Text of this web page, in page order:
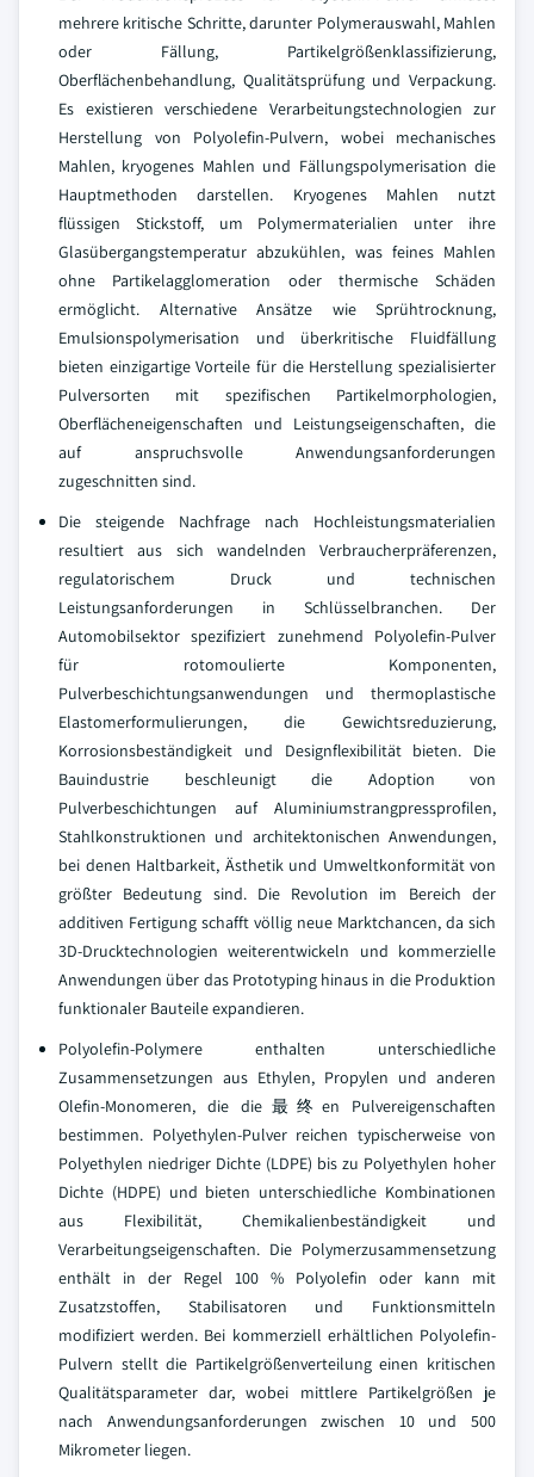
mehrere kritische Schritte, darunter Polymerauswahl, Mahlen
oder Fällung, Partikelgrößenklassifizierung,
Oberflächenbehandlung, Qualitätsprüfung und Verpackung.
Es existieren verschiedene Verarbeitungstechnologien zur
Herstellung von Polyolefin-Pulvern, wobei mechanisches
Mahlen, kryogenes Mahlen und Fällungspolymerisation die
Hauptmethoden darstellen. Kryogenes Mahlen nutzt
flüssigen Stickstoff, um Polymermaterialien unter ihre
Glasübergangstemperatur abzukühlen, was feines Mahlen
ohne Partikelagglomeration oder thermische Schäden
ermöglicht. Alternative Ansätze wie Sprühtrocknung,
Emulsionspolymerisation und überkritische Fluidfällung
bieten einzigartige Vorteile für die Herstellung spezialisierter
Pulversorten mit spezifischen Partikelmorphologien,
Oberflächeneigenschaften und Leistungseigenschaften, die
auf anspruchsvolle Anwendungsanforderungen
zugeschnitten sind.
Die steigende Nachfrage nach Hochleistungsmaterialien
resultiert aus sich wandelnden Verbraucherpräferenzen,
regulatorischem Druck und technischen
Leistungsanforderungen in Schlüsselbranchen. Der
Automobilsektor spezifiziert zunehmend Polyolefin-Pulver
für rotomoulierte Komponenten,
Pulverbeschichtungsanwendungen und thermoplastische
Elastomerformulierungen, die Gewichtsreduzierung,
Korrosionsbeständigkeit und Designflexibilität bieten. Die
Bauindustrie beschleunigt die Adoption von
Pulverbeschichtungen auf Aluminiumstrangpressprofilen,
Stahlkonstruktionen und architektonischen Anwendungen,
bei denen Haltbarkeit, Ästhetik und Umweltkonformität von
größter Bedeutung sind. Die Revolution im Bereich der
additiven Fertigung schafft völlig neue Marktchancen, da sich
3D-Drucktechnologien weiterentwickeln und kommerzielle
Anwendungen über das Prototyping hinaus in die Produktion
funktionaler Bauteile expandieren.
Polyolefin-Polymere enthalten unterschiedliche
Zusammensetzungen aus Ethylen, Propylen und anderen
Olefin-Monomeren, die die最终en Pulvereigenschaften
bestimmen. Polyethylen-Pulver reichen typischerweise von
Polyethylen niedriger Dichte (LDPE) bis zu Polyethylen hoher
Dichte (HDPE) und bieten unterschiedliche Kombinationen
aus Flexibilität, Chemikalienbeständigkeit und
Verarbeitungseigenschaften. Die Polymerzusammensetzung
enthält in der Regel 100 % Polyolefin oder kann mit
Zusatzstoffen, Stabilisatoren und Funktionsmitteln
modifiziert werden. Bei kommerziell erhältlichen Polyolefin-
Pulvern stellt die Partikelgrößenverteilung einen kritischen
Qualitätsparameter dar, wobei mittlere Partikelgrößen je
nach Anwendungsanforderungen zwischen 10 und 500
Mikrometer liegen.